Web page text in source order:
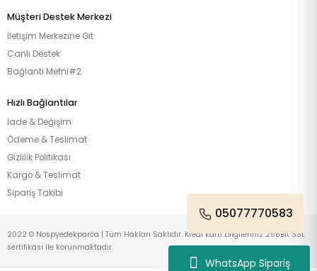
WhatsApp Sipariş
Müşteri Destek Merkezi
İletişim Merkezine Git
Canlı Destek
Bağlantı Metni#2
Hızlı Bağlantılar
İade & Değişim
Ödeme & Teslimat
Gizlilik Politikası
Kargo & Teslimat
Sipariş Takibi
05077770583
2022 © Nospyedekparca | Tüm Hakları Saklıdır. Kredi kartı bilgileriniz 256Bit SSL
sertifikası ile korunmaktadır.